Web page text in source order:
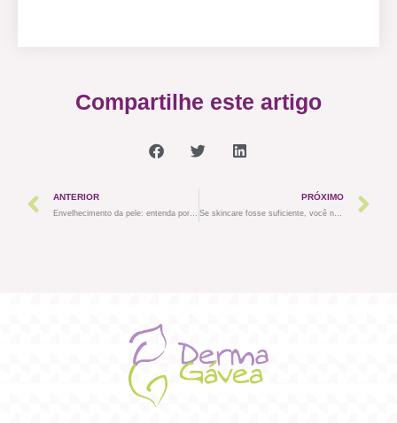
Compartilhe este artigo
ANTERIOR PRÓXIMO
Se skincare fosse suficiente, você não estaria incomodada com a sua pele